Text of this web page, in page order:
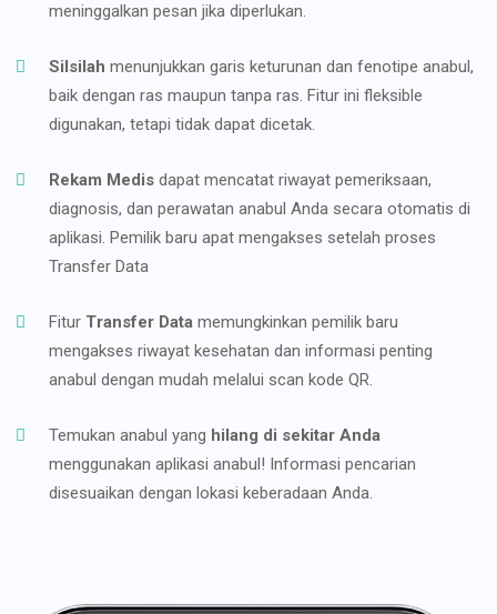
meninggalkan pesan jika diperlukan.
Silsilah menunjukkan garis keturunan dan fenotipe anabul,
baik dengan ras maupun tanpa ras. Fitur ini fleksible
digunakan, tetapi tidak dapat dicetak.
Rekam Medis dapat mencatat riwayat pemeriksaan,
diagnosis, dan perawatan anabul Anda secara otomatis di
aplikasi. Pemilik baru apat mengakses setelah proses
Transfer Data
Fitur Transfer Data memungkinkan pemilik baru
mengakses riwayat kesehatan dan informasi penting
anabul dengan mudah melalui scan kode QR.
Temukan anabul yang hilang di sekitar Anda
menggunakan aplikasi anabul! Informasi pencarian
disesuaikan dengan lokasi keberadaan Anda.